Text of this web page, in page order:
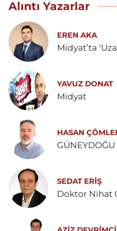
Alıntı Yazarlar
EREN AKA
Midyat’ta
YAVUZ DONAT
Midyat
HASAN
GÜNEYDOĞU
SEDAT ERİŞ